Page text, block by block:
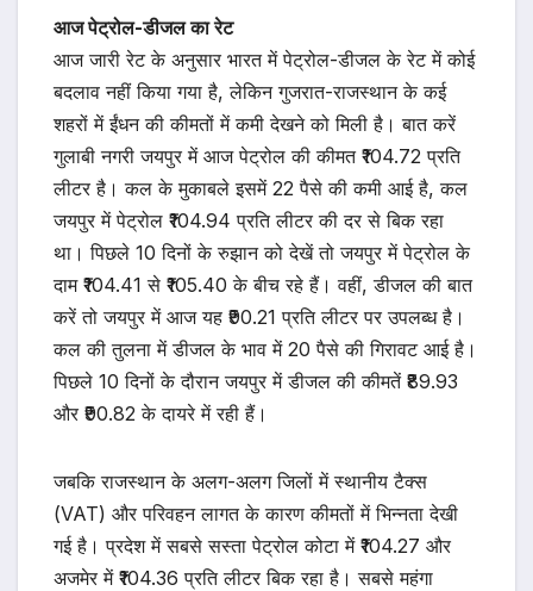
आज पेट्रोल-डीजल का रेट
आज जारी रेट के अनुसार भारत में पेट्रोल-डीजल के रेट में कोई
बदलाव नहीं किया गया है, लेकिन गुजरात-राजस्थान के कई
शहरों में ईंधन की कीमतों में कमी देखने को मिली है। बात करें
गुलाबी नगरी जयपुर में आज पेट्रोल की कीमत ₹104.72 प्रति
लीटर है। कल के मुकाबले इसमें 22 पैसे की कमी आई है, कल
जयपुर में पेट्रोल ₹104.94 प्रति लीटर की दर से बिक रहा
था। पिछले 10 दिनों के रुझान को देखें तो जयपुर में पेट्रोल के
दाम ₹104.41 से ₹105.40 के बीच रहे हैं। वहीं, डीजल की बात
करें तो जयपुर में आज यह ₹90.21 प्रति लीटर पर उपलब्ध है।
कल की तुलना में डीजल के भाव में 20 पैसे की गिरावट आई है।
पिछले 10 दिनों के दौरान जयपुर में डीजल की कीमतें ₹89.93
और ₹90.82 के दायरे में रही हैं।
जबकि राजस्थान के अलग-अलग जिलों में स्थानीय टैक्स
(VAT) और परिवहन लागत के कारण कीमतों में भिन्नता देखी
गई है। प्रदेश में सबसे सस्ता पेट्रोल कोटा में ₹104.27 और
अजमेर में ₹104.36 प्रति लीटर बिक रहा है। सबसे महंगा